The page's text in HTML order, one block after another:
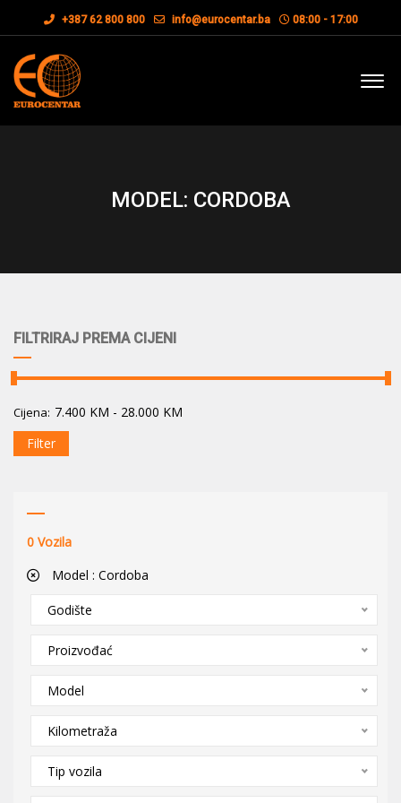
+387 62 800 800 info@eurocentar.ba 08:00 - 17:00
MODEL: CORDOBA
FILTRIRAJ PREMA CIJENI
Cijena: 7.400 KM - 28.000 KM
Filter
0 Vozila
Model : Cordoba
Godište
Proizvođać
Model
Kilometraža
Tip vozila